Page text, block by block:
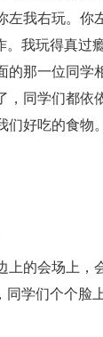
左我右玩。你
我玩得真过
的那一位同学
，同学们都依
好吃的食物
的会场上，
学们个个脸